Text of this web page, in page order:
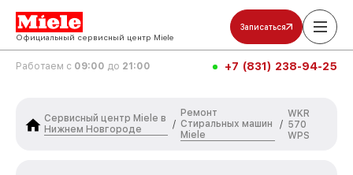
Официальный сервисный центр Miele
Записаться
Работаем с 09:00 до 21:00 +7 (831) 238-94-25
Сервисный центр Miele в
Нижнем Новгороде
/
Ремонт
Стиральных машин
Miele
/
WKR
570
WPS